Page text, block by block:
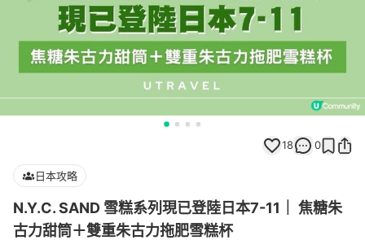
18 0
日本攻略
N.Y.C. SAND 雪糕系列現已登陸日本7-11｜ 焦糖朱
古力甜筒＋雙重朱古力拖肥雪糕杯